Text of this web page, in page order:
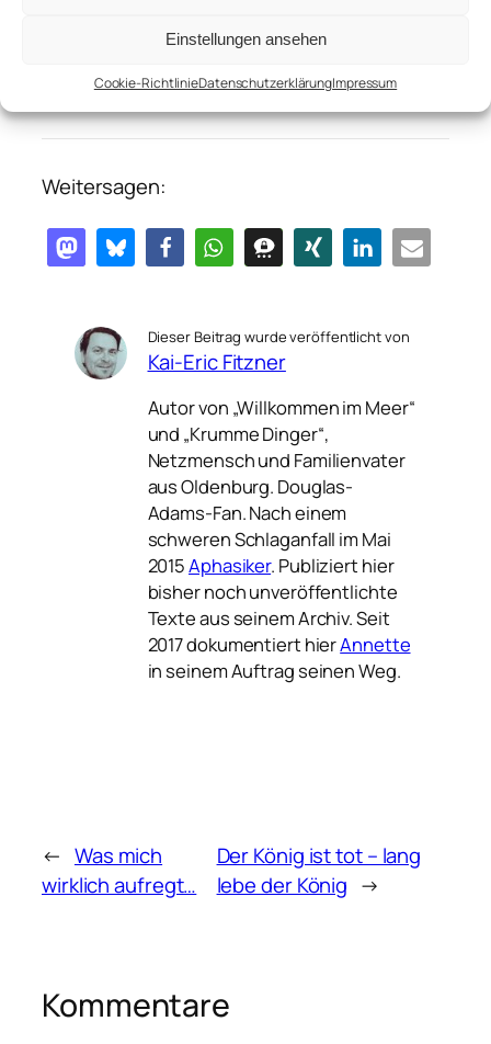
Einstellungen ansehen
Cookie-RichtlinieDatenschutzerklärungImpressum
Wobei, das ist auch ganz einfach… wird alles
Weitersagen:
Dieser Beitrag wurde veröffentlicht von
Kai-Eric Fitzner
Autor von „Willkommen im Meer“
und „Krumme Dinger“,
Netzmensch und Familienvater
aus Oldenburg. Douglas-
Adams-Fan. Nach einem
schweren Schlaganfall im Mai
2015Aphasiker. Publiziert hier
bisher noch unveröffentlichte
Texte aus seinem Archiv. Seit
2017 dokumentiert hierAnnette
in seinem Auftrag seinen Weg.
← Was mich
wirklich aufregt…
Der König ist tot – lang
lebe der König →
Kommentare